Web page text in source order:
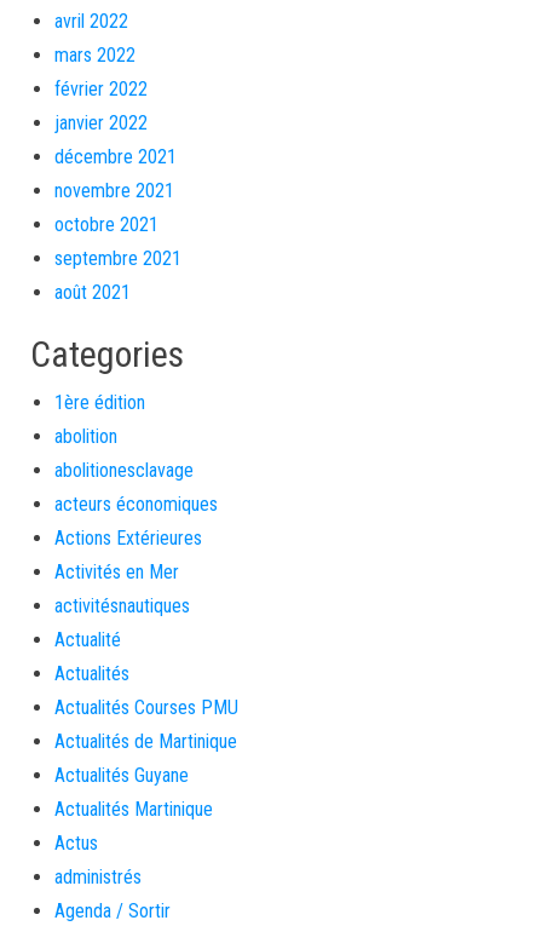
avril 2022
mars 2022
février 2022
janvier 2022
décembre 2021
novembre 2021
octobre 2021
septembre 2021
août 2021
Categories
1ère édition
abolition
abolitionesclavage
acteurs économiques
Actions Extérieures
Activités en Mer
activitésnautiques
Actualité
Actualités
Actualités Courses PMU
Actualités de Martinique
Actualités Guyane
Actualités Martinique
Actus
administrés
Agenda / Sortir